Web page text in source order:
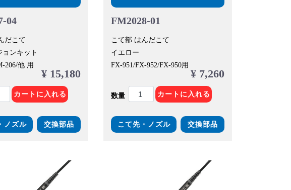
04
だこて
ョンキット
206/他 用
¥ 15,180
カートに入れる
ノズル 交換部品
FM2028-01
こて部 はんだこて
イエロー
FX-951/FX-952/FX-950用
¥ 7,260
数量 カートに入れる
こて先・ノズル 交換部品